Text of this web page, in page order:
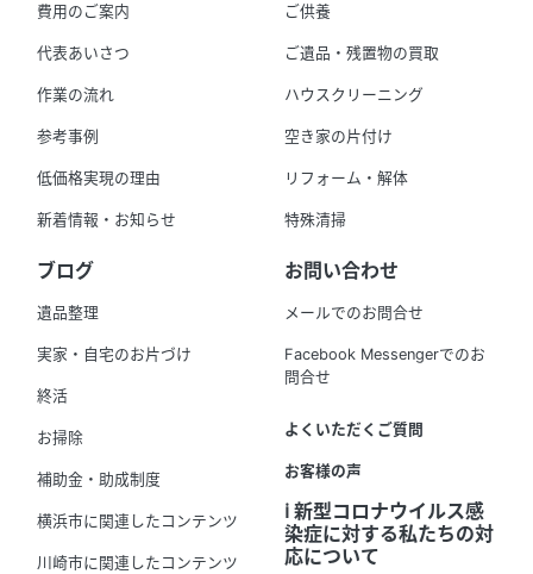
費用のご案内
代表あいさつ
作業の流れ
参考事例
低価格実現の理由
新着情報・お知らせ
ご供養
ご遺品・残置物の買取
ハウスクリーニング
空き家の片付け
リフォーム・解体
特殊清掃
ブログ
遺品整理
実家・自宅のお片づけ
終活
お掃除
補助金・助成制度
横浜市に関連したコンテンツ
川崎市に関連したコンテンツ
お問い合わせ
メールでのお問合せ
Facebook Messengerでのお
問合せ
よくいただくご質問
お客様の声
ℹ️ 新型コロナウイルス感
染症に対する私たちの対
応について